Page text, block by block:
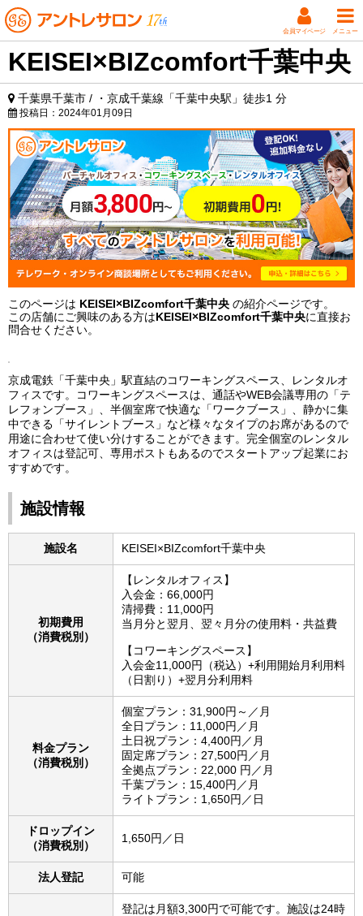
会員マイページ メニュー
KEISEI×BIZcomfort千葉中央
千葉県千葉市 / ・京成千葉線「千葉中央駅」徒歩1 分
投稿日： 2024年01月09日
このページは KEISEI×BIZcomfort千葉中央 の紹介ページです。
この店舗にご興味のある方はKEISEI×BIZcomfort千葉中央に直接お
問合せください。
京成電鉄「千葉中央」駅直結のコワーキングスペース、レンタルオ
フィスです。コワーキングスペースは、通話やWEB会議専用の「テ
レフォンブース」、半個室席で快適な「ワークブース」、静かに集
中できる「サイレントブース」など様々なタイプのお席があるので
用途に合わせて使い分けすることができます。完全個室のレンタル
オフィスは登記可、専用ポストもあるのでスタートアップ起業にお
すすめです。
施設情報
施設名 KEISEI×BIZcomfort千葉中央
初期費用
（消費税別）
【レンタルオフィス】
入会金：66,000円
清掃費：11,000円
当月分と翌月、翌々月分の使用料・共益費
【コワーキングスペース】
入会金11,000円（税込）+利用開始月利用料
（日割り）+翌月分利用料
料金プラン
（消費税別）
個室プラン：31,900円～／月
全日プラン：11,000円／月
土日祝プラン：4,400円／月
固定席プラン：27,500円／月
全拠点プラン：22,000 円／月
千葉プラン：15,400円／月
ライトプラン：1,650円／日
ドロップイン
（消費税別）
1,650円／日
法人登記 可能
登記は月額3,300円で可能です。施設は24時